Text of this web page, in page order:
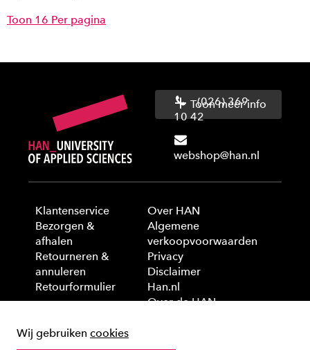
Toon 16 Per pagina
(026) 369
10 42
webshop@han.nl
Toon meer info
Klantenservice
Bezorgen &
afhalen
Retourneren &
annuleren
Retourformulier
Over HAN
Algemene
verkoopvoorwaarden
Privacy
Disclaimer
Han.nl
Over de HAN
Wij gebruiken cookies